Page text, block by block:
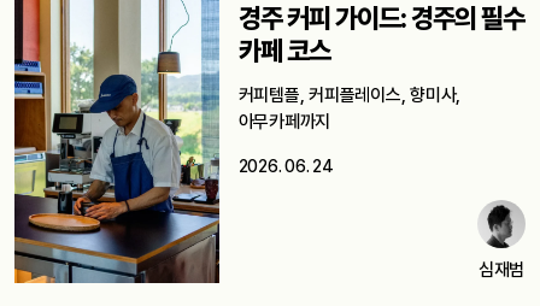
경주 커피 가이드: 경주의 필수
카페 코스
커피템플, 커피플레이스, 향미사,
아무카페까지
2026. 06. 24
심재범